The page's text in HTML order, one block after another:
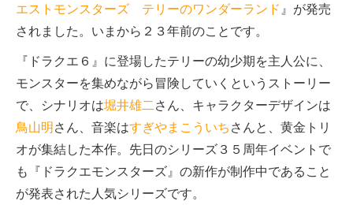
エストモンスターズ テリーのワンダーランド 』が発売
されました。いまから２３年前のことです。
『ドラクエ６』に登場したテリーの幼少期を主人公に、
モンスターを集めながら冒険していくというストーリー
で、シナリオは堀井雄二 さん、キャラクターデザインは
鳥山明 さん、音楽はすぎやまこういち さんと、黄金トリ
オが集結した本作。先日のシリーズ３５周年イベントで
も『ドラクエモンスターズ』の新作が制作中であること
が発表された人気シリーズです。